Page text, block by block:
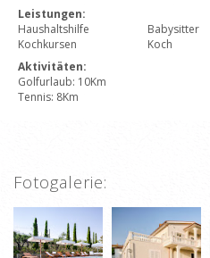
Leistungen:
Haushaltshilfe
Babysitter
Kochkursen
Koch
Aktivitäten:
Golfurlaub: 10Km
Tennis: 8Km
Fotogalerie: